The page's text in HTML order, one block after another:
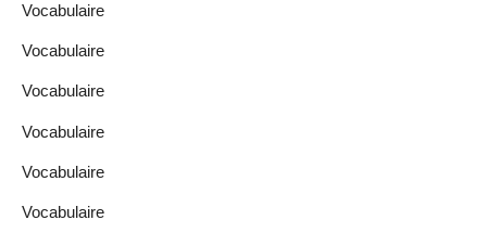
Vocabulaire
Vocabulaire
Vocabulaire
Vocabulaire
Vocabulaire
Vocabulaire